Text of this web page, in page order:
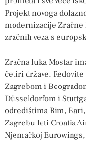
Projekt novoga
modernizacije Zračne
zračnih veza s
Zračna luka Mostar
četiri države.
Zagrebom i
Düsseldorfom i
odredištima Rim,
Zagrebu leti Croatia
Njemačkoj